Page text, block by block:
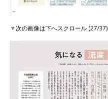
▼次の画像は下へスクロール (27/37)